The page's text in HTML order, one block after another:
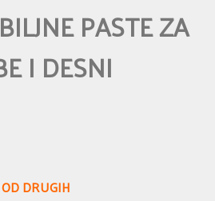
PASTE ZA
I DESNI
DRUGIH